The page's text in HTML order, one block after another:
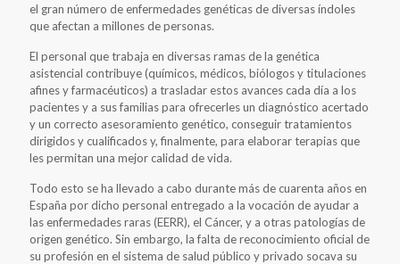
el gran número de enfermedades genéticas de diversas índoles
que afectan a millones de personas.
El personal que trabaja en diversas ramas de la genética
asistencial contribuye (químicos, médicos, biólogos y titulaciones
afines y farmacéuticos) a trasladar estos avances cada día a los
pacientes y a sus familias para ofrecerles un diagnóstico acertado
y un correcto asesoramiento genético, conseguir tratamientos
dirigidos y cualificados y, finalmente, para elaborar terapias que
les permitan una mejor calidad de vida.
Todo esto se ha llevado a cabo durante más de cuarenta años en
España por dicho personal entregado a la vocación de ayudar a
las enfermedades raras (EERR), el Cáncer, y a otras patologías de
origen genético. Sin embargo, la falta de reconocimiento oficial de
su profesión en el sistema de salud público y privado socava su